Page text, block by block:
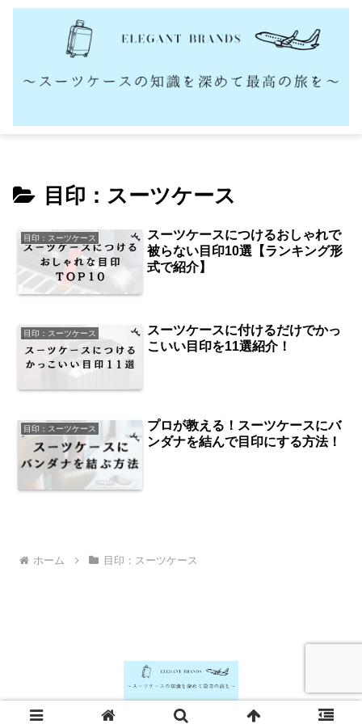
目印：スーツケース
目印：スーツケース
スーツケースにつけるおしゃれで
被らない目印10選【ランキング形
式で紹介】
目印：スーツケース
スーツケースに付けるだけでかっ
こいい目印を11選紹介！
目印：スーツケース
プロが教える！スーツケースにバ
ンダナを結んで目印にする方法！
ホーム 目印：スーツケース
© 2024 スーツケースベスト.